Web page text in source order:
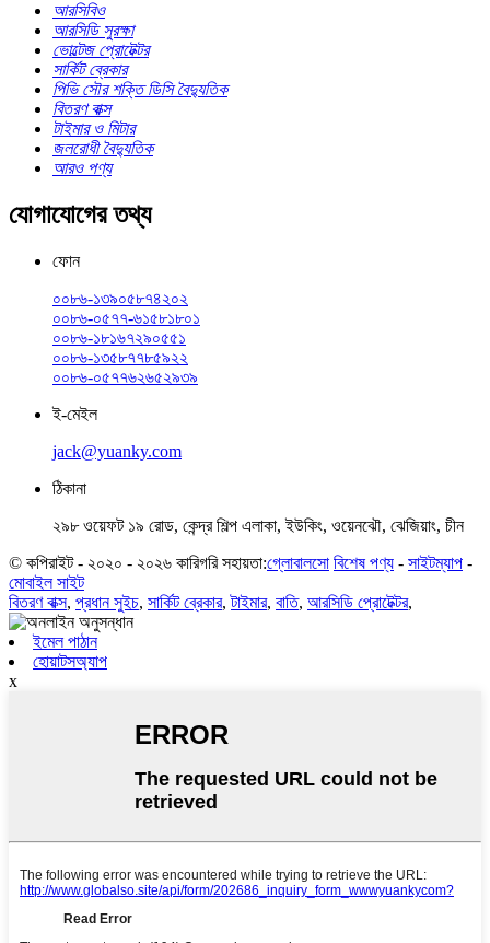
আরসিবিও
আরসিডি সুরক্ষা
ভোল্টেজ প্রোটেক্টর
সার্কিট ব্রেকার
পিভি সৌর শক্তি ডিসি বৈদ্যুতিক
বিতরণ বাক্স
টাইমার ও মিটার
জলরোধী বৈদ্যুতিক
আরও পণ্য
যোগাযোগের তথ্য
ফোন
০০৮৬-১৩৯০৫৮৭৪২০২
০০৮৬-০৫৭৭-৬১৫৮১৮০১
০০৮৬-১৮১৬৭২৯০৫৫১
০০৮৬-১৩৫৮৭৭৮৫৯২২
০০৮৬-০৫৭৭৬২৬৫২৯৩৯
ই-মেইল
jack@yuanky.com
ঠিকানা
২৯৮ ওয়েফট ১৯ রোড, কেন্দ্র শিল্প এলাকা, ইউকিং, ওয়েনঝৌ, ঝেজিয়াং, চীন
© কপিরাইট - ২০২০ - ২০২৬ কারিগরি সহায়তা:গ্লোবালসো বিশেষ পণ্য - সাইটম্যাপ -
মোবাইল সাইট
বিতরণ বাক্স, প্রধান সুইচ, সার্কিট ব্রেকার,টাইমার, বাতি, আরসিডি প্রোটেক্টর,
ইমেল পাঠান
হোয়াটসঅ্যাপ
x